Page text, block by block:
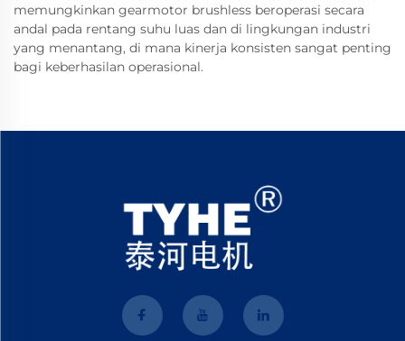
memungkinkan gearmotor brushless beroperasi secara
andal pada rentang suhu luas dan di lingkungan industri
yang menantang, di mana kinerja konsisten sangat penting
bagi keberhasilan operasional.